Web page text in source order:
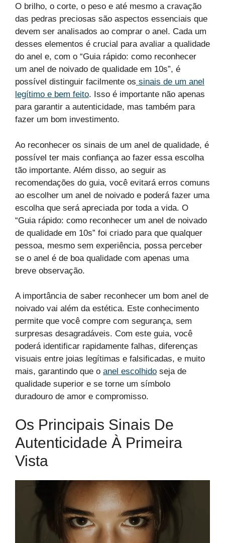
O brilho, o corte, o peso e até mesmo a cravação
das pedras preciosas são aspectos essenciais que
devem ser analisados ao comprar o anel. Cada um
desses elementos é crucial para avaliar a qualidade
do anel e, com o “Guia rápido: como reconhecer
um anel de noivado de qualidade em 10s”, é
possível distinguir facilmente os sinais de um anel
legítimo e bem feito. Isso é importante não apenas
para garantir a autenticidade, mas também para
fazer um bom investimento.
Ao reconhecer os sinais de um anel de qualidade, é
possível ter mais confiança ao fazer essa escolha
tão importante. Além disso, ao seguir as
recomendações do guia, você evitará erros comuns
ao escolher um anel de noivado e poderá fazer uma
escolha que será apreciada por toda a vida. O
“Guia rápido: como reconhecer um anel de noivado
de qualidade em 10s” foi criado para que qualquer
pessoa, mesmo sem experiência, possa perceber
se o anel é de boa qualidade com apenas uma
breve observação.
A importância de saber reconhecer um bom anel de
noivado vai além da estética. Este conhecimento
permite que você compre com segurança, sem
surpresas desagradáveis. Com este guia, você
poderá identificar rapidamente falhas, diferenças
visuais entre joias legítimas e falsificadas, e muito
mais, garantindo que o anel escolhido seja de
qualidade superior e se torne um símbolo
duradouro de amor e compromisso.
Os Principais Sinais De
Autenticidade À Primeira
Vista